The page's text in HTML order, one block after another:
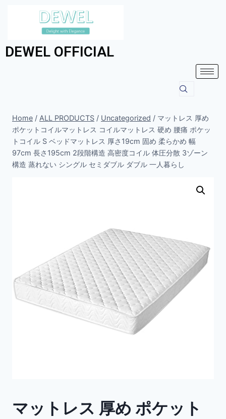
DEWEL OFFICIAL
Home / ALL PRODUCTS / Uncategorized / マットレス 厚め
ポケットコイルマットレス コイルマットレス 硬め 腰痛 ポケッ
トコイル S ベッドマットレス 厚さ19cm 固め 柔らかめ 幅
97cm 長さ195cm 2段階構造 高密度コイル 体圧分散 3ゾーン
構造 蒸れない シングル セミダブル ダブル 一人暮らし
マットレス 厚め ポケット